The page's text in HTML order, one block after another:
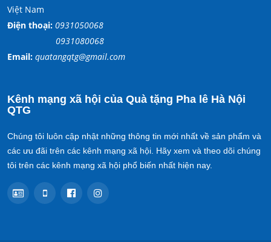
Việt Nam
Điện thoại: 0931050068
0931080068
Email: quatangqtg@gmail.com
Kênh mạng xã hội của Quà tặng Pha lê Hà Nội
QTG
Chúng tôi luôn cập nhật những thông tin mới nhất về sản phẩm và
các ưu đãi trên các kênh mạng xã hội. Hãy xem và theo dõi chúng
tôi trên các kênh mạng xã hội phổ biến nhất hiện nay.